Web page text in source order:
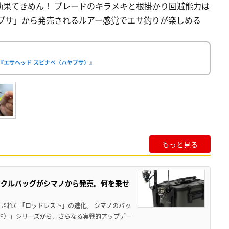
てきめん！ ブレードのキラメキと根掛かり回避能力は
」から発売されるルアー感覚でエサ釣りが楽しめる
サヘッド スピナベ（ハヤブサ）』
もっと見る
ルバッグがシマノから発売。何を乗せ
れた「ロッドレスト」の進化。 シマノのバッ
」シリーズから、さらなる実戦的アップデー